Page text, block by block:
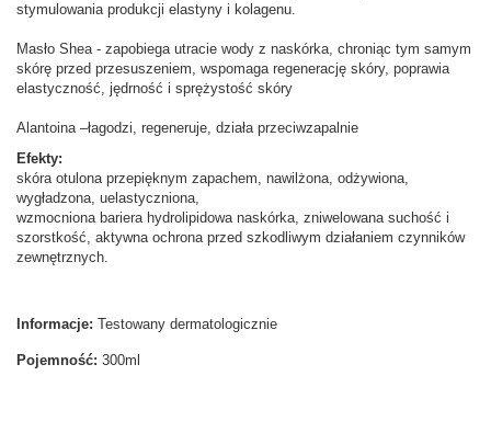
stymulowania produkcji elastyny i kolagenu.
Masło Shea - zapobiega utracie wody z naskórka, chroniąc tym samym
skórę przed przesuszeniem, wspomaga regenerację skóry, poprawia
elastyczność, jędrność i sprężystość skóry
Alantoina –łagodzi, regeneruje, działa przeciwzapalnie
Efekty:
skóra otulona przepięknym zapachem, nawilżona, odżywiona,
wygładzona, uelastyczniona,
wzmocniona bariera hydrolipidowa naskórka, zniwelowana suchość i
szorstkość, aktywna ochrona przed szkodliwym działaniem czynników
zewnętrznych.
Informacje: Testowany dermatologicznie
Pojemność: 300ml